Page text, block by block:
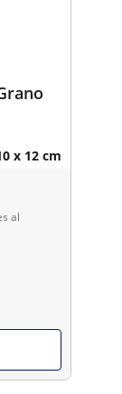
x 12 cm
al